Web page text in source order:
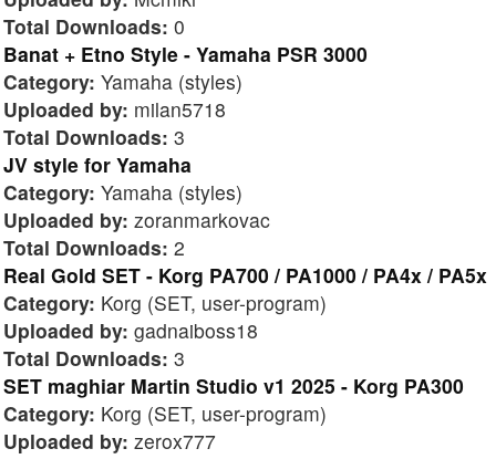
Total Downloads: 0
Banat + Etno Style - Yamaha PSR 3000
Category: Yamaha (styles)
Uploaded by: milan5718
Total Downloads: 3
JV style for Yamaha
Category: Yamaha (styles)
Uploaded by: zoranmarkovac
Total Downloads: 2
Real Gold SET - Korg PA700 / PA1000 / PA4x / PA5x
Category: Korg (SET, user-program)
Uploaded by: gadnaiboss18
Total Downloads: 3
SET maghiar Martin Studio v1 2025 - Korg PA300
Category: Korg (SET, user-program)
Uploaded by: zerox777